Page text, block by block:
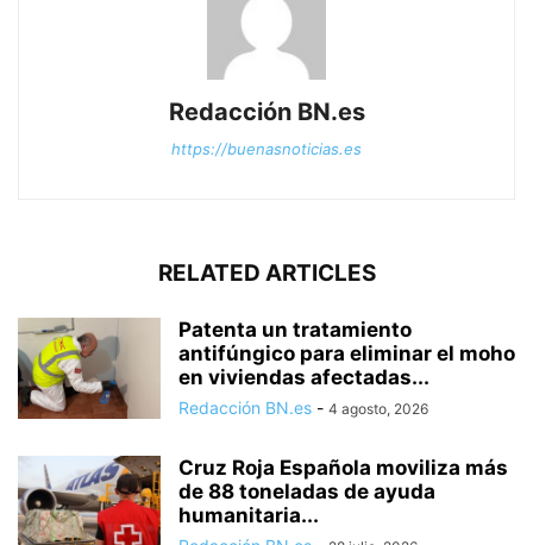
Redacción BN.es
https://buenasnoticias.es
RELATED ARTICLES
Patenta un tratamiento
antifúngico para eliminar el moho
en viviendas afectadas...
Redacción BN.es - 4 agosto, 2026
Cruz Roja Española moviliza más
de 88 toneladas de ayuda
humanitaria...